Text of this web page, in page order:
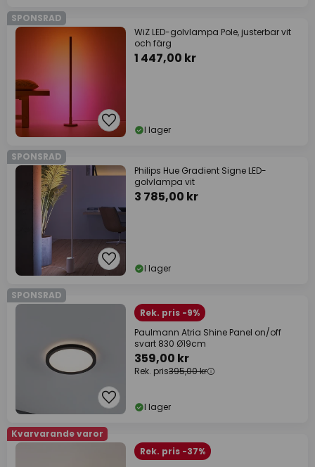
SPONSRAD
WiZ LED-golvlampa Pole, justerbar vit
och färg
1 447,00 kr
I lager
SPONSRAD
Philips Hue Gradient Signe LED-
golvlampa vit
3 785,00 kr
I lager
SPONSRAD
Rek. pris -9%
Paulmann Atria Shine Panel on/off
svart 830 Ø19cm
359,00 kr
Rek. pris395,00 kr
I lager
Kvarvarande varor
Rek. pris -37%